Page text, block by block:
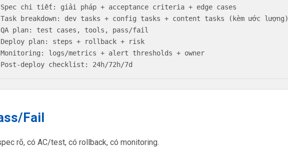
chi tiết: giải pháp + acceptance criteria + edge cases
breakdown: dev tasks + config tasks + content tasks (kèm ước lượng)
plan: test cases, tools, pass/fail
plan: steps + rollback + risk
logs/metrics + alert thresholds + owner
deploy checklist: 24h/72h/7d
Fail
rõ, có AC/test, có rollback, có monitoring.